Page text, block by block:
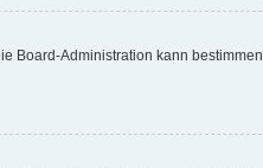
Board-Administration kann bestimmen,